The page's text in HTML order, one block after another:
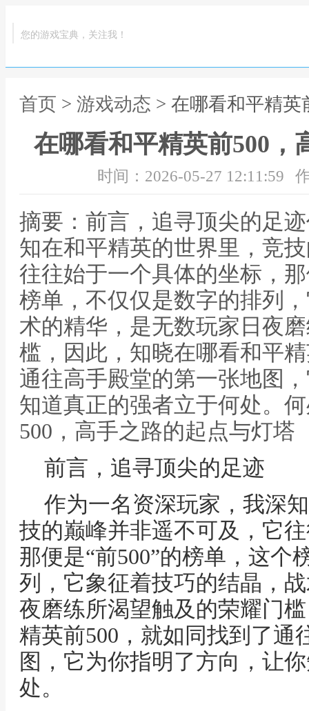
您的游戏宝典，关注我！
首页 > 游戏动态 > 在哪看和平精英
在哪看和平精英前500，
时间：2026-05-27 12:11:59
摘要：前言，追寻顶尖的足
知在和平精英的世界里，竞
往往始于一个具体的坐标，
榜单，不仅仅是数字的排列
术的精华，是无数玩家日夜
槛，因此，知晓在哪看和平
通往高手殿堂的第一张地图
知道真正的强者立于何处。
500，高手之路的起点与灯塔
前言，追寻顶尖的足迹
作为一名资深玩家，我深
技的巅峰并非遥不可及，它
那便是“前500”的榜单，这个
列，它象征着技巧的结晶，
夜磨练所渴望触及的荣耀门
精英前500，就如同找到了通
图，它为你指明了方向，让
处。